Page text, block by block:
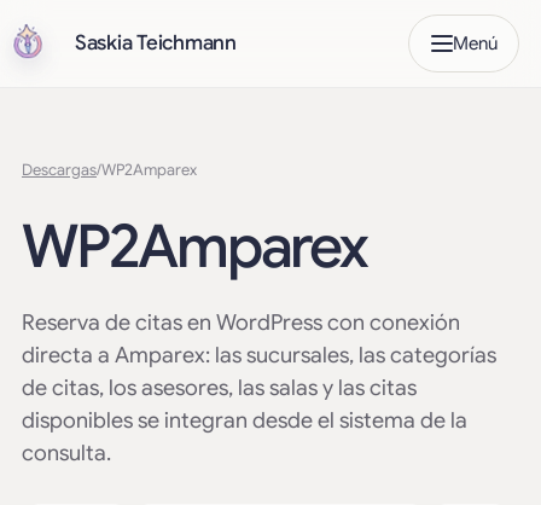
Saskia Teichmann Menú
Descargas/WP2Amparex
WP2Amparex
Reserva de citas en WordPress con conexión
directa a Amparex: las sucursales, las categorías
de citas, los asesores, las salas y las citas
disponibles se integran desde el sistema de la
consulta.